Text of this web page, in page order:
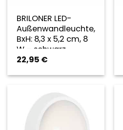
BRILONER LED-
Außenwandleuchte,
BxH: 8,3 x 5,2 cm, 8
W – schwarz
22,95 €